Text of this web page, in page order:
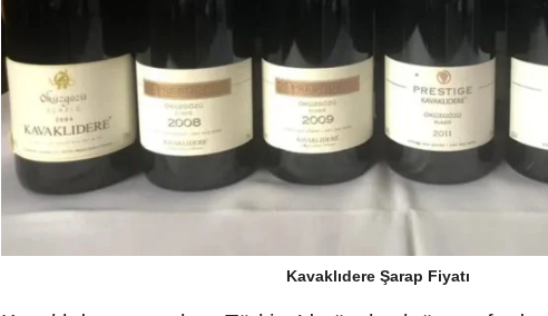
Kavaklıdere Şarap Fiyatı